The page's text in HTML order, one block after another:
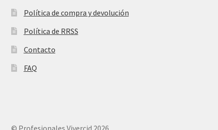
Política de compra y devolución
Política de RRSS
Contacto
FAQ